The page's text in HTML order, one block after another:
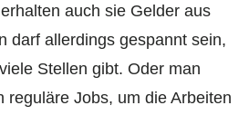
auch sie Gelder aus
darf allerdings gespannt sein,
Stellen gibt. Oder man
reguläre Jobs, um die Arbeiten